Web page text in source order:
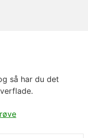
så har du det